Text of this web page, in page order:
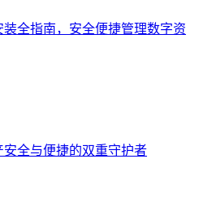
全指南，安全便捷管理数字资
安全与便捷的双重守护者